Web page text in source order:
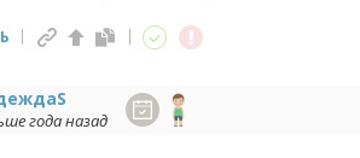
года назад